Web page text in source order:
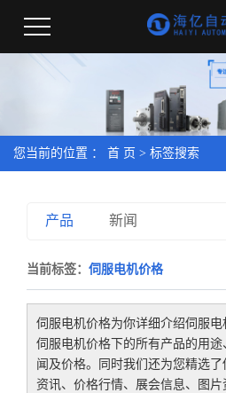
您当前的位置 ： 首 页 > 标签搜索
产品 新闻
当前标签： 伺服电机价格
伺服电机价格为你详细介绍伺服电
伺服电机价格 下的所有产品的用
闻及价格。同时我们还为您精选了
资讯、价格行情、展会信息、图